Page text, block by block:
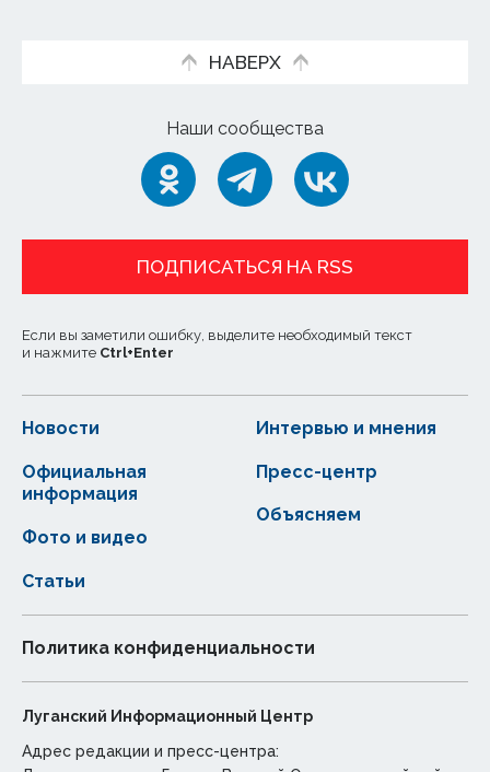
НАВЕРХ
Наши сообщества
ПОДПИСАТЬСЯ НА RSS
Если вы заметили ошибку, выделите необходимый текст
и нажмите Ctrl+Enter
Новости
Статьи
Официальная
информация
Интервью и мнения
Фото и видео
Пресс-центр
Объясняем
Политика конфиденциальности
Луганский Информационный Центр
Адрес редакции и пресс-центра: